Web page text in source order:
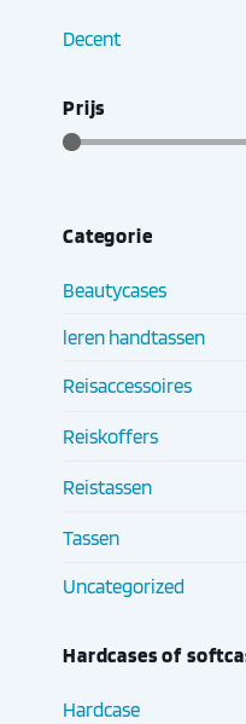
Decent
Prijs
Categorie
Beautycases
leren handtassen
Reisaccessoires
Reiskoffers
Reistassen
Tassen
Uncategorized
Hardcases of
Hardcase